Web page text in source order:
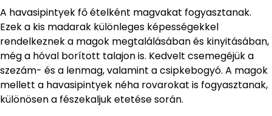
A havasipintyek fő ételként magvakat fogyasztanak.
Ezek a kis madarak különleges képességekkel
rendelkeznek a magok megtalálásában és kinyitásában,
még a hóval borított talajon is. Kedvelt csemegéjük a
szezám- és a lenmag, valamint a csipkebogyó. A magok
mellett a havasipintyek néha rovarokat is fogyasztanak,
különösen a fészekaljuk etetése során.